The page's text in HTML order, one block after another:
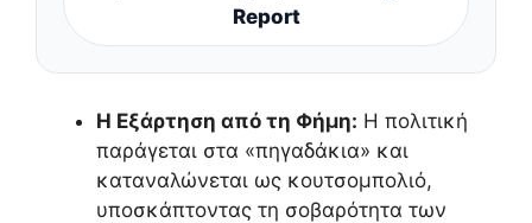
Report
Η Εξάρτηση από τη Φήμη: Η πολιτική
παράγεται στα «πηγαδάκια» και
καταναλώνεται ως κουτσομπολιό,
υποσκάπτοντας τη σοβαρότητα των